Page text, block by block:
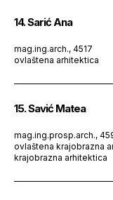
14. Sarić Ana
mag.ing.arch., 4517
ovlaštena arhitektica
15. Savić Matea
mag.ing.prosp.arch.,
ovlaštena krajobrazna
krajobrazna arhitektica